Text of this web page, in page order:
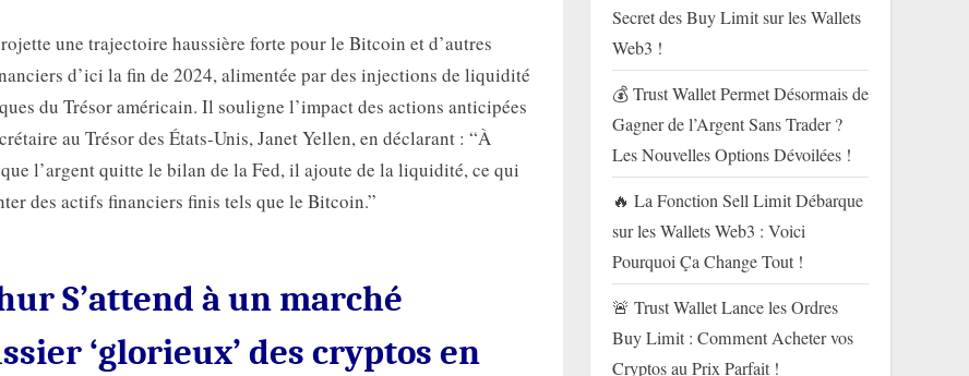
une trajectoire haussière forte pour le Bitcoin et d’autres
d’ici la fin de 2024, alimentée par des injections de liquidité
du Trésor américain. Il souligne l’impact des actions anticipées
au Trésor des États-Unis, Janet Yellen, en déclarant : “À
l’argent quitte le bilan de la Fed, il ajoute de la liquidité, ce qui
des actifs financiers finis tels que le Bitcoin.”
S’attend à un marché
‘glorieux’ des cryptos en
Secret des Buy Limit sur les Wallets
Web3 !
💰 Trust Wallet Permet Désormais de
Gagner de l’Argent Sans Trader ?
Les Nouvelles Options Dévoilées !
🔥 La Fonction Sell Limit Débarque
sur les Wallets Web3 : Voici
Pourquoi Ça Change Tout !
🚨 Trust Wallet Lance les Ordres
Buy Limit : Comment Acheter vos
Cryptos au Prix Parfait !